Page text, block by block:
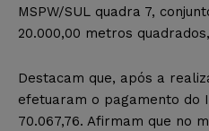
MSPW/SUL quadra 7,
20.000,00 metros
Destacam que, após a
efetuaram o pagamento do
70.067,76. Afirmam que no